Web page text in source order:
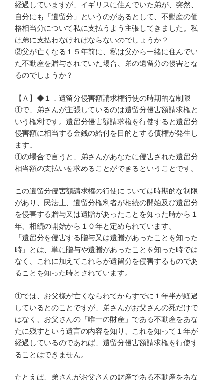
経過していますが、イギリスに住んでいた弟が、突然、
自分にも「遺留分」というのがあるとして、不動産の価
格相当分について私に支払うよう主張してきました。私
は弟に支払わなければならないのでしょうか？
②父が亡くなる１５年前に、私は父から一緒に住んでい
た不動産を贈与されていた場合、弟の遺留分の侵害とな
るのでしょうか？
【Ａ】◆１．遺留分侵害額請求権行使の時期的な制限
①で、弟さんが主張しているのは遺留分侵害額請求権と
いう権利です。遺留分侵害額請求権を行使すると遺留分
侵害額に相当する金銭の給付を目的とする債権が発生し
ます。
①の場合で言うと、弟さんがあなたに侵害された遺留分
相当額の支払いを求めることができるということです。
この遺留分侵害額請求権の行使については時期的な制限
があり、民法上、遺留分権利者が相続の開始及び遺留分
を侵害する贈与又は遺贈があったことを知った時から１
年、相続の開始から１０年と定められています。
「遺留分を侵害する贈与又は遺贈があったことを知った
時」とは、単に贈与や遺贈があったことを知った時では
なく、これに加えてこれらが遺留分を侵害するものであ
ることを知った時とされています。
①では、お父様が亡くなられてからすでに１年半が経過
しているとのことですが、弟さんがお父さんの死だけで
はなく、お父さんの「唯一の財産」である不動産をあな
たに残すという遺言の内容を知り、これを知って１年が
経過しているのであれば、遺留分侵害額請求権を行使す
ることはできません。
たとえば、弟さんがお父さんの財産である不動産をあな